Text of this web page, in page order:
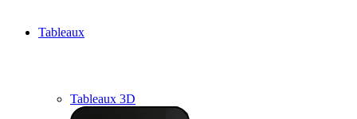
Tableaux
Tableaux 3D